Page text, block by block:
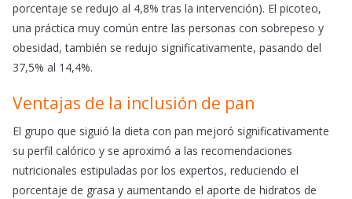
porcentaje se redujo al 4,8% tras la intervención). El picoteo,
una práctica muy común entre las personas con sobrepeso y
obesidad, también se redujo significativamente, pasando del
37,5% al 14,4%.
Ventajas de la inclusión de pan
El grupo que siguió la dieta con pan mejoró significativamente
su perfil calórico y se aproximó a las recomendaciones
nutricionales estipuladas por los expertos, reduciendo el
porcentaje de grasa y aumentando el aporte de hidratos de